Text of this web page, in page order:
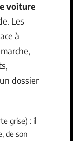
voiture
Les
à
dossier
grise) : il
de son